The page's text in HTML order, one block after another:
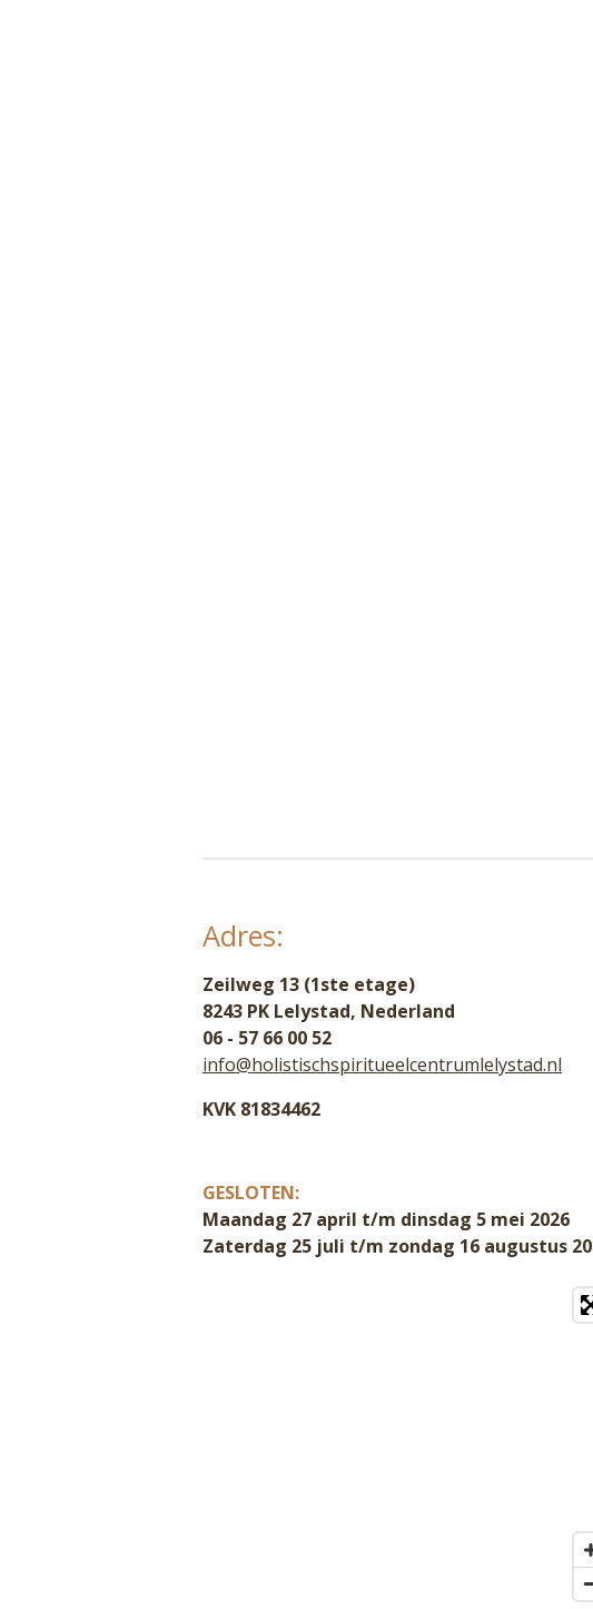
Adres:
Zeilweg 13 (1ste etage)
8243 PK Lelystad, Nederland
06 - 57 66 00 52
info@holistischspiritueelcentrumlelystad.nl
KVK 81834462
GESLOTEN:
Maandag 27 april t/m dinsdag 5 mei 2026
Zaterdag 25 juli t/m zondag 16 augustus